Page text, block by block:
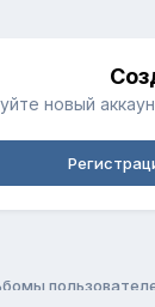
новый